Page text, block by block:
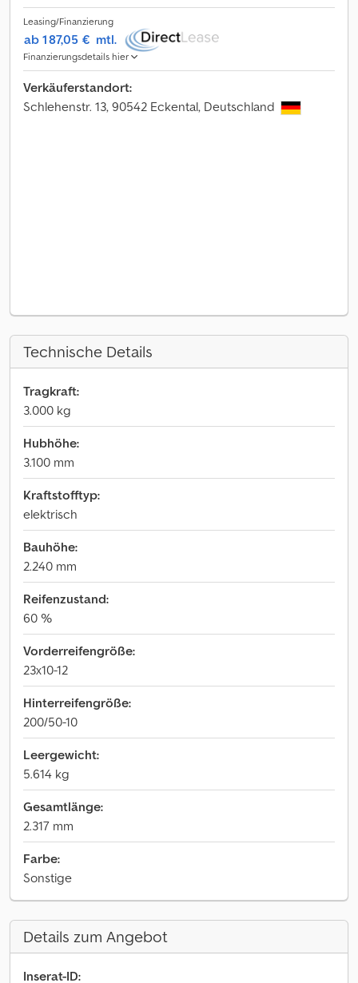
Leasing/Finanzierung
ab 187,05 € mtl.
Finanzierungsdetails hier
Verkäuferstandort:
Schlehenstr. 13, 90542 Eckental, Deutschland
Technische Details
Tragkraft:
3.000 kg
Hubhöhe:
3.100 mm
Kraftstofftyp:
elektrisch
Bauhöhe:
2.240 mm
Reifenzustand:
60 %
Vorderreifengröße:
23x10-12
Hinterreifengröße:
200/50-10
Leergewicht:
5.614 kg
Gesamtlänge:
2.317 mm
Farbe:
Sonstige
Details zum Angebot
Inserat-ID: